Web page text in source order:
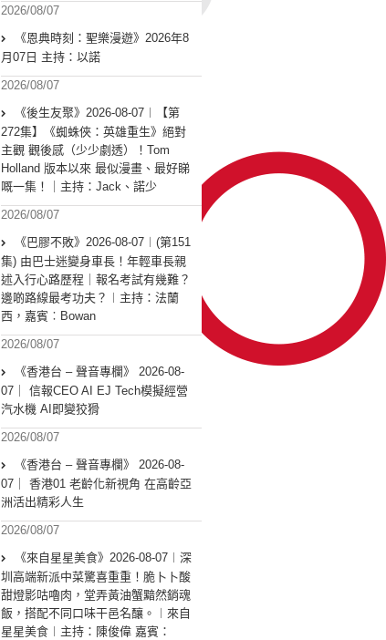
2026/08/07
《恩典時刻：聖樂漫遊》2026年8
月07日 主持：以諾
2026/08/07
《後生友聚》2026-08-07︱【第
272集】《蜘蛛俠：英雄重生》絕對
主觀 觀後感（少少劇透）！Tom
Holland 版本以來 最似漫畫、最好睇
嘅一集！｜主持：Jack、諾少
2026/08/07
《巴膠不敗》2026-08-07︱(第151
集) 由巴士迷變身車長！年輕車長親
述入行心路歷程｜報名考試有幾難？
邊啲路線最考功夫？︱主持：法蘭
西，嘉賓︰Bowan
2026/08/07
《香港台 – 聲音專欄》 2026-08-
07｜ 信報CEO AI EJ Tech模擬經營
汽水機 AI即變狡猾
2026/08/07
《香港台 – 聲音專欄》 2026-08-
07｜ 香港01 老齡化新視角 在高齡亞
洲活出精彩人生
2026/08/07
《來自星星美食》2026-08-07︱深
圳高端新派中菜驚喜重重！脆卜卜酸
甜燈影咕嚕肉，堂弄黃油蟹黯然銷魂
飯，搭配不同口味干邑名釀。︱來自
星星美食︱主持：陳俊偉 嘉賓：